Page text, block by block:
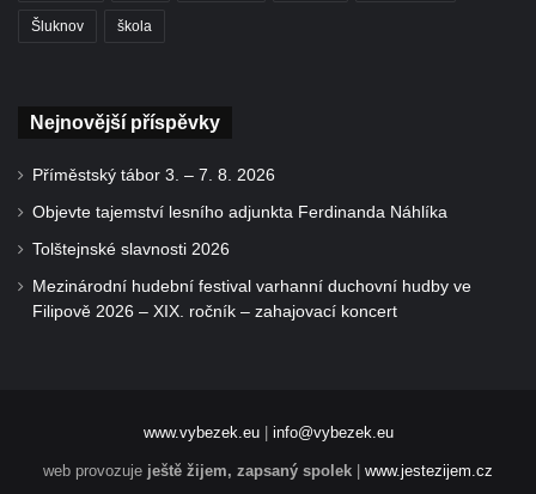
Šluknov škola
Nejnovější příspěvky
Příměstský tábor 3. – 7. 8. 2026
Objevte tajemství lesního adjunkta Ferdinanda Náhlíka
Tolštejnské slavnosti 2026
Mezinárodní hudební festival varhanní duchovní hudby ve
Filipově 2026 – XIX. ročník – zahajovací koncert
www.vybezek.eu| info@vybezek.eu
web provozuje ještě žijem, zapsaný spolek www.jestezijem.cz